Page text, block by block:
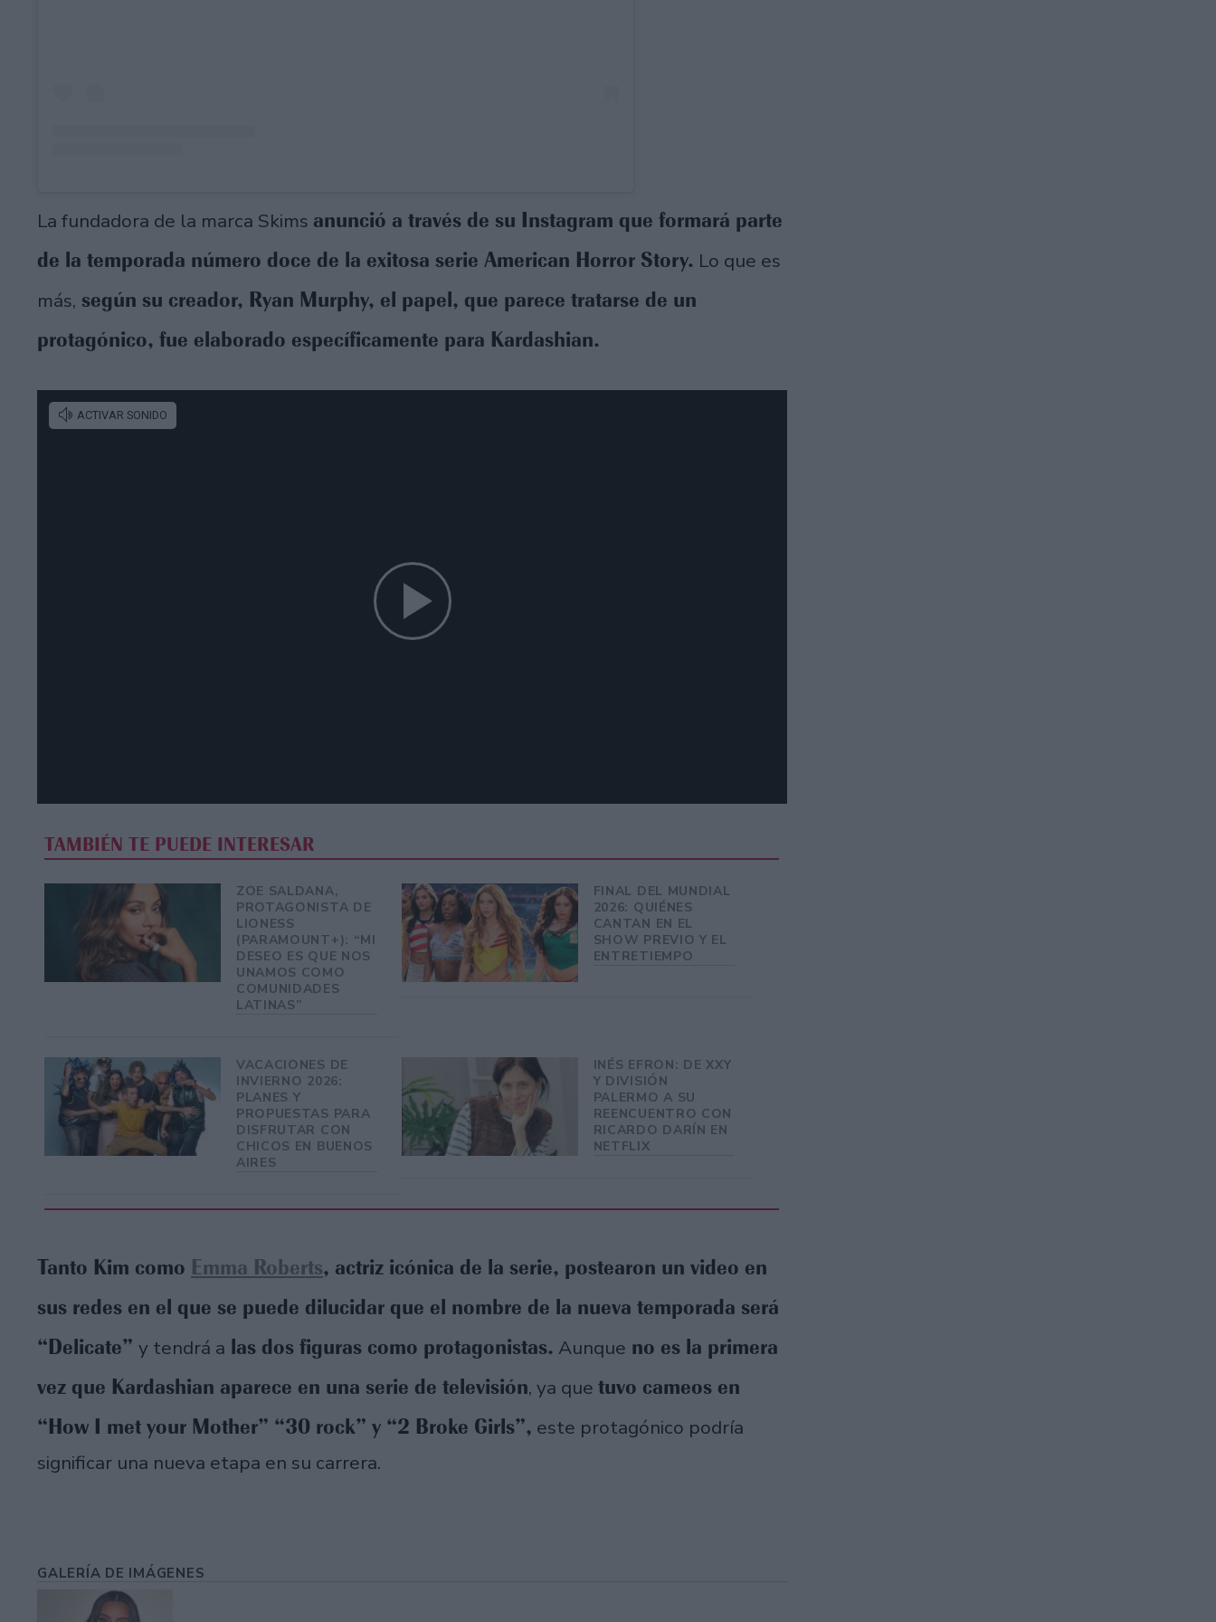
La fundadora de la marca Skims anunció a través de su Instagram que formará parte
de la temporada número doce de la exitosa serie American Horror Story. Lo que es
más, según su creador, Ryan Murphy, el papel, que parece tratarse de un
protagónico, fue elaborado específicamente para Kardashian.
TAMBIÉN TE PUEDE INTERESAR
ZOE SALDANA,
PROTAGONISTA DE
LIONESS
(PARAMOUNT+): “MI
DESEO ES QUE NOS
UNAMOS COMO
COMUNIDADES
LATINAS”
FINAL DEL MUNDIAL
2026: QUIÉNES
CANTAN EN EL
SHOW PREVIO Y EL
ENTRETIEMPO
VACACIONES DE
INVIERNO 2026:
PLANES Y
PROPUESTAS PARA
DISFRUTAR CON
CHICOS EN BUENOS
AIRES
INÉS EFRON: DE XXY
Y DIVISIÓN
PALERMO A SU
REENCUENTRO CON
RICARDO DARÍN EN
NETFLIX
Tanto Kim como Emma Roberts, actriz icónica de la serie, postearon un video en
sus redes en el que se puede dilucidar que el nombre de la nueva temporada será
“Delicate” y tendrá a las dos figuras como protagonistas. Aunque no es la primera
vez que Kardashian aparece en una serie de televisión, ya que tuvo cameos en
“How I met your Mother” “30 rock” y “2 Broke Girls”, este protagónico podría
significar una nueva etapa en su carrera.
GALERÍA DE IMÁGENES